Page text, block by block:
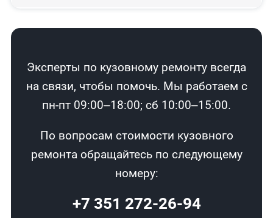
Эксперты по кузовному ремонту всегда
на связи, чтобы помочь. Мы работаем с
пн-пт 09:00–18:00; сб 10:00–15:00.
По вопросам стоимости кузовного
ремонта обращайтесь по следующему
номеру:
+7 351 272-26-94